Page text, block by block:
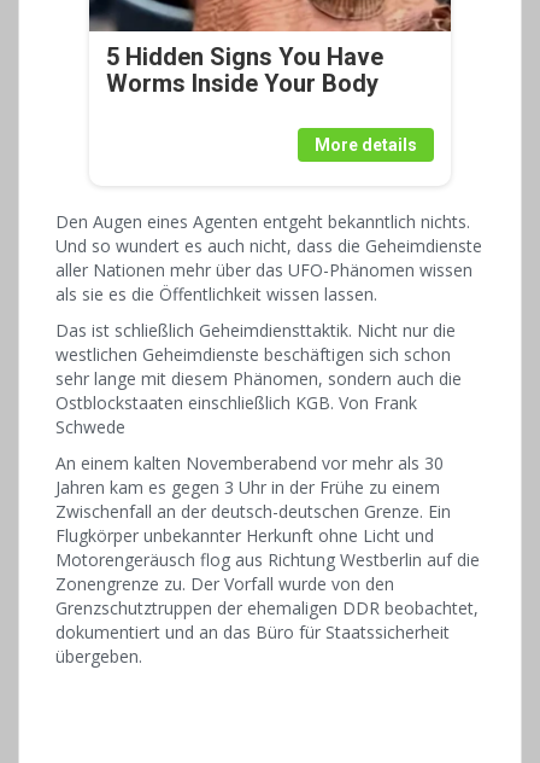
5 Hidden Signs You Have
Worms Inside Your Body
More details
Den Augen eines Agenten entgeht bekanntlich nichts.
Und so wundert es auch nicht, dass die Geheimdienste
aller Nationen mehr über das UFO-Phänomen wissen
als sie es die Öffentlichkeit wissen lassen.
Das ist schließlich Geheimdiensttaktik. Nicht nur die
westlichen Geheimdienste beschäftigen sich schon
sehr lange mit diesem Phänomen, sondern auch die
Ostblockstaaten einschließlich KGB. Von Frank
Schwede
An einem kalten Novemberabend vor mehr als 30
Jahren kam es gegen 3 Uhr in der Frühe zu einem
Zwischenfall an der deutsch-deutschen Grenze. Ein
Flugkörper unbekannter Herkunft ohne Licht und
Motorengeräusch flog aus Richtung Westberlin auf die
Zonengrenze zu. Der Vorfall wurde von den
Grenzschutztruppen der ehemaligen DDR beobachtet,
dokumentiert und an das Büro für Staatssicherheit
übergeben.